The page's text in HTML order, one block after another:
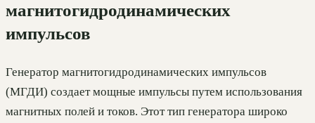
магнитогидродинамических
импульсов
Генератор магнитогидродинамических импульсов
(МГДИ) создает мощные импульсы путем использования
магнитных полей и токов. Этот тип генератора широко